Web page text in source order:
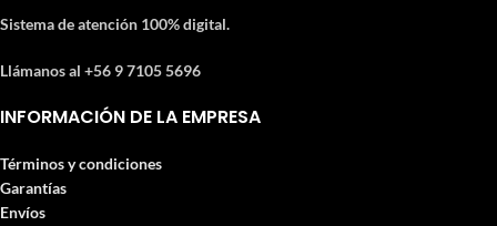
Sistema de atención 100% digital.
Llámanos al +56 9 7105 5696
INFORMACIÓN DE LA EMPRESA
Términos y condiciones
Garantías
Envíos